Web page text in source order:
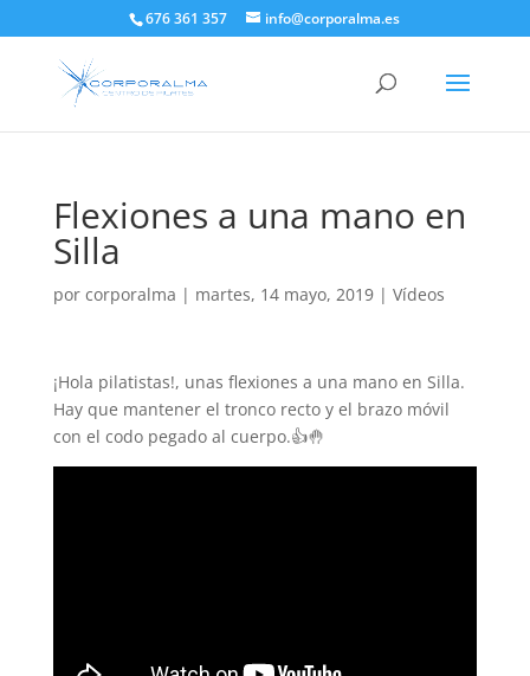
676 361 357 info@corporalma.es
Flexiones a una mano en
Silla
por corporalma | martes, 14 mayo, 2019| Vídeos
¡Hola pilatistas!, unas flexiones a una mano en Silla.
Hay que mantener el tronco recto y el brazo móvil
con el codo pegado al cuerpo.👍🤚